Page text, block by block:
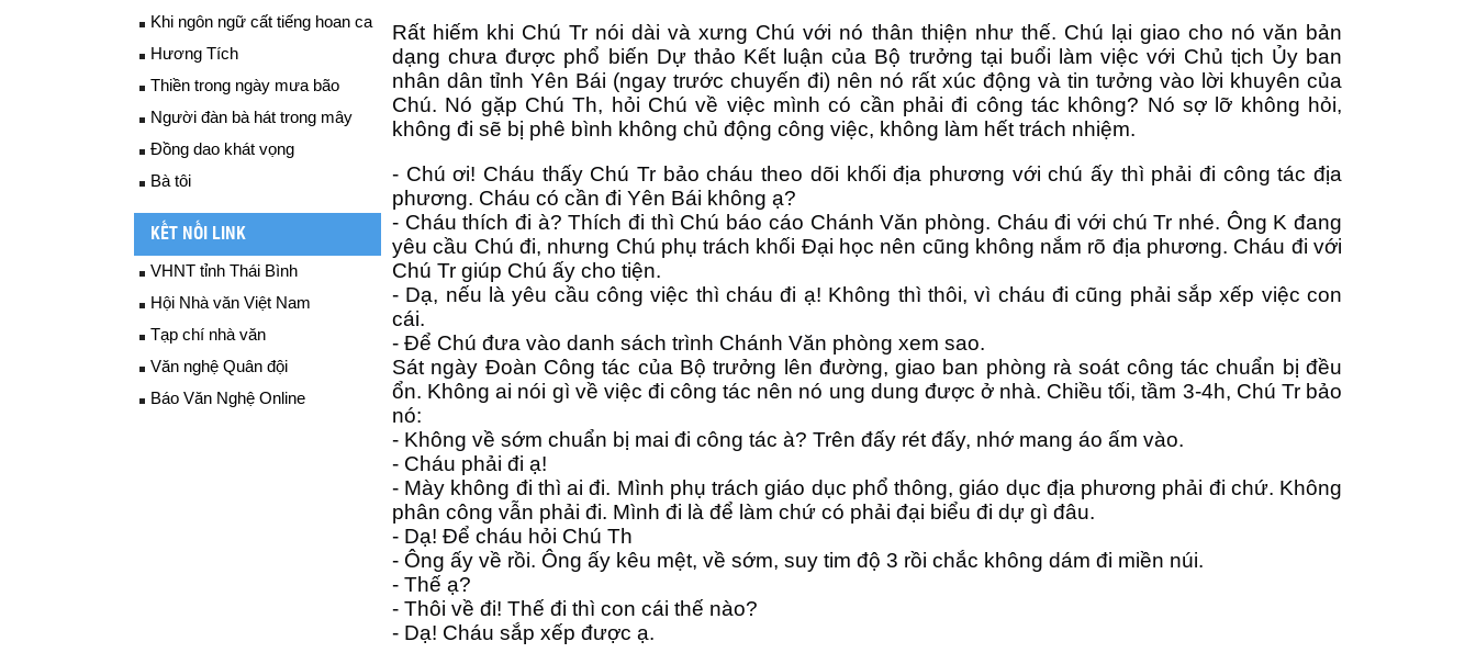
Khi ngôn ngữ cất tiếng hoan ca
Hương Tích
Thiền trong ngày mưa bão
Người đàn bà hát trong mây
Đồng dao khát vọng
Bà tôi
KẾT NỐI LINK
VHNT tỉnh Thái Bình
Hội Nhà văn Việt Nam
Tạp chí nhà văn
Văn nghệ Quân đội
Báo Văn Nghệ Online
Rất hiếm khi Chú Tr nói dài và xưng Chú với nó thân thiện như thế. Chú lại giao cho nó văn bản
dạng chưa được phổ biến Dự thảo Kết luận của Bộ trưởng tại buổi làm việc với Chủ tịch Ủy ban
nhân dân tỉnh Yên Bái (ngay trước chuyến đi) nên nó rất xúc động và tin tưởng vào lời khuyên của
Chú. Nó gặp Chú Th, hỏi Chú về việc mình có cần phải đi công tác không? Nó sợ lỡ không hỏi,
không đi sẽ bị phê bình không chủ động công việc, không làm hết trách nhiệm.
- Chú ơi! Cháu thấy Chú Tr bảo cháu theo dõi khối địa phương với chú ấy thì phải đi công tác địa
phương. Cháu có cần đi Yên Bái không ạ?
- Cháu thích đi à? Thích đi thì Chú báo cáo Chánh Văn phòng. Cháu đi với chú Tr nhé. Ông K đang
yêu cầu Chú đi, nhưng Chú phụ trách khối Đại học nên cũng không nắm rõ địa phương. Cháu đi với
Chú Tr giúp Chú ấy cho tiện.
- Dạ, nếu là yêu cầu công việc thì cháu đi ạ! Không thì thôi, vì cháu đi cũng phải sắp xếp việc con
cái.
- Để Chú đưa vào danh sách trình Chánh Văn phòng xem sao.
Sát ngày Đoàn Công tác của Bộ trưởng lên đường, giao ban phòng rà soát công tác chuẩn bị đều
ổn. Không ai nói gì về việc đi công tác nên nó ung dung được ở nhà. Chiều tối, tầm 3-4h, Chú Tr bảo
nó:
- Không về sớm chuẩn bị mai đi công tác à? Trên đấy rét đấy, nhớ mang áo ấm vào.
- Cháu phải đi ạ!
- Mày không đi thì ai đi. Mình phụ trách giáo dục phổ thông, giáo dục địa phương phải đi chứ. Không
phân công vẫn phải đi. Mình đi là để làm chứ có phải đại biểu đi dự gì đâu.
- Dạ! Để cháu hỏi Chú Th
- Ông ấy về rồi. Ông ấy kêu mệt, về sớm, suy tim độ 3 rồi chắc không dám đi miền núi.
- Thế ạ?
- Thôi về đi! Thế đi thì con cái thế nào?
- Dạ! Cháu sắp xếp được ạ.